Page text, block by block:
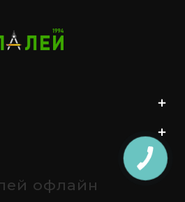
офлайн